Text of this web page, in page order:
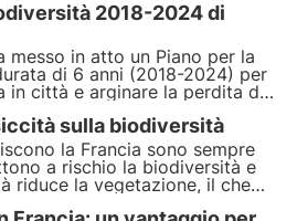
2018-2024 di
messo in atto un Piano per la
di 6 anni (2018-2024) per
in città e arginare la perdita di
articolo analizza le varie
del Piano per la
sulla biodiversità
la Francia sono sempre
a rischio la biodiversità e
riduce la vegetazione, il che
di nettare per gli